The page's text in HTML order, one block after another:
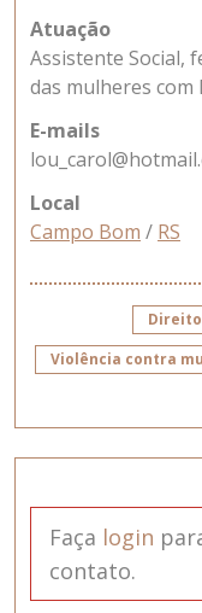
Atuação
Assistente Social,
das mulheres com
E-mails
Local
Campo Bom / RS
Violência contra
Faça login
contato.